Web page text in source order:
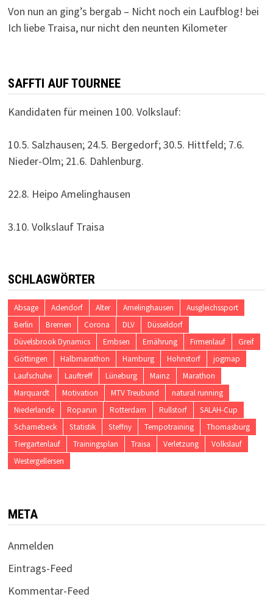
Von nun an ging’s bergab – Nicht noch ein Laufblog! bei
Ich liebe Traisa, nur nicht den neunten Kilometer
SAFFTI AUF TOURNEE
Kandidaten für meinen 100. Volkslauf:
10.5. Salzhausen; 24.5. Bergedorf; 30.5. Hittfeld; 7.6.
Nieder-Olm; 21.6. Dahlenburg.
22.8. Heipo Amelinghausen
3.10. Volkslauf Traisa
SCHLAGWÖRTER
Absage Adendorf Alter Amelinghausen
Ausgleichssport
Berlin
Bremen Corona DLV
Düsseldorf
Düvelsbrook Dynamics
Embsen Ernährung Firmenlauf
Greif
Göttingen
Halbmarathon Hamburg Hohnstorf
jogmap
Laufschuhe
Lauftreff Lüneburg Mainz
Marathon
Marquardt
Motivation MTV Treubund
natural running
Niederlande
Roparun Rotterdam Rullstorf
SALAH-Cup
Scharnebeck
Statistik Steffny Tempotraining
Thomasburg
Tiergartenlauf
Trainingsplan Traisa Verletzung
Volkslauf
Westergellersen
META
Anmelden
Eintrags-Feed
Kommentar-Feed